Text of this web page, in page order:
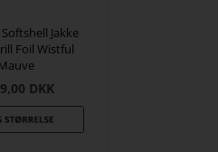
Jakke
Foil Wistful
DKK